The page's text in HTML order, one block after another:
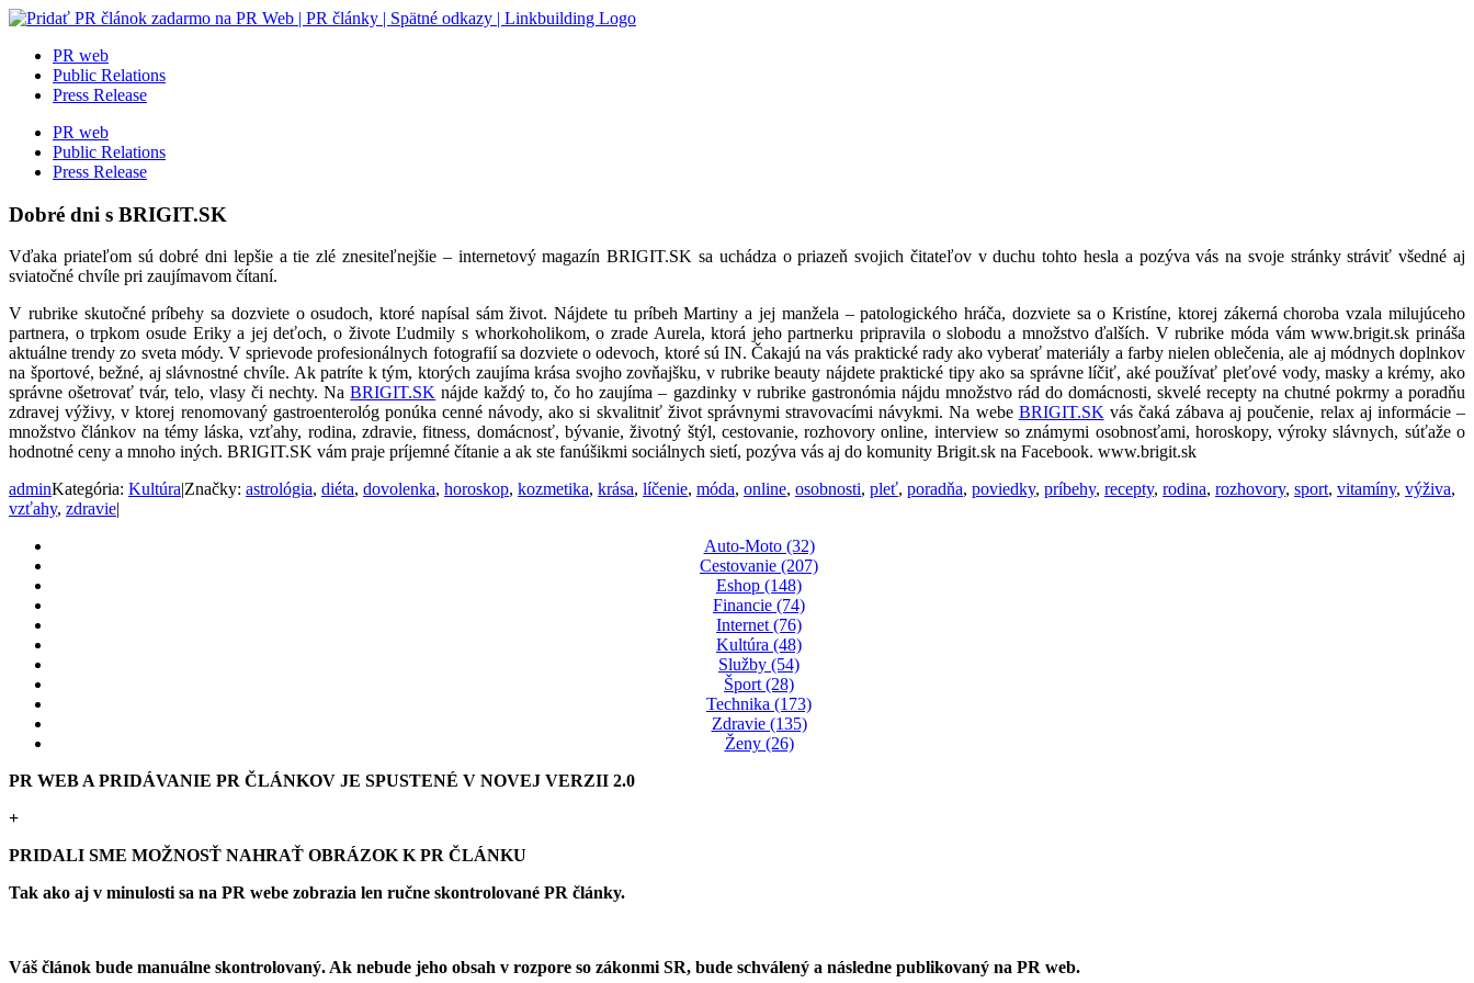
Skip
contentPR web
Public Relations
Press Release
PR web
Public Relations
Press Release
Dobré dni s BRIGIT.SK
Vďaka priateľom sú dobré dni lepšie a tie zlé znesiteľnejšie – internetový magazín BRIGIT.SK sa uchádza o priazeň svojich čitateľov v duchu tohto hesla a pozýva vás na svoje stránky stráviť všedné aj
sviatočné chvíle pri zaujímavom čítaní.
V rubrike skutočné príbehy sa dozviete o osudoch, ktoré napísal sám život. Nájdete tu príbeh Martiny a jej manžela – patologického hráča, dozviete sa o Kristíne, ktorej zákerná choroba vzala milujúceho
partnera, o trpkom osude Eriky a jej deťoch, o živote Ľudmily s whorkoholikom, o zrade Aurela, ktorá jeho partnerku pripravila o slobodu a množstvo ďalších. V rubrike móda vám www.brigit.sk prináša
aktuálne trendy zo sveta módy. V sprievode profesionálnych fotografií sa dozviete o odevoch, ktoré sú IN. Čakajú na vás praktické rady ako vyberať materiály a farby nielen oblečenia, ale aj módnych doplnkov
na športové, bežné, aj slávnostné chvíle. Ak patríte k tým, ktorých zaujíma krása svojho zovňajšku, v rubrike beauty nájdete praktické tipy ako sa správne líčiť, aké používať pleťové vody, masky a krémy, ako
správne ošetrovať tvár, telo, vlasy či nechty. NaBRIGIT.SK nájde každý to, čo ho zaujíma – gazdinky v rubrike gastronómia nájdu množstvo rád do domácnosti, skvelé recepty na chutné pokrmy a poradňu
zdravej výživy, v ktorej renomovaný gastroenterológ ponúka cenné návody, ako si skvalitniť život správnymi stravovacími návykmi. Na webe BRIGIT.SKvás čaká zábava aj poučenie, relax aj informácie –
množstvo článkov na témy láska, vzťahy, rodina, zdravie, fitness, domácnosť, bývanie, životný štýl, cestovanie, rozhovory online, interview so známymi osobnosťami, horoskopy, výroky slávnych, súťaže o
hodnotné ceny a mnoho iných. BRIGIT.SK vám praje príjemné čítanie a ak ste fanúšikmi sociálnych sietí, pozýva vás aj do komunity Brigit.sk na Facebook. www.brigit.sk
adminKategória: Kultúra|Značky: astrológia, diéta, dovolenka, horoskop, kozmetika, krása, líčenie, móda, online, osobnosti, pleť, poradňa, poviedky, príbehy, recepty, rodina, rozhovory, sport, vitamíny, výživa,
vzťahy, zdravie|
Auto-Moto (32)
Cestovanie (207)
Eshop (148)
Financie (74)
Internet (76)
Kultúra (48)
Služby (54)
Šport (28)
Technika (173)
Zdravie (135)
Ženy (26)
PR WEB A PRIDÁVANIE PR ČLÁNKOV JE SPUSTENÉ V NOVEJ VERZII 2.0
+
PRIDALI SME MOŽNOSŤ NAHRAŤ OBRÁZOK K PR ČLÁNKU
Tak ako aj v minulosti sa na PR webe zobrazia len ručne skontrolované PR články.
Váš článok bude manuálne skontrolovaný. Ak nebude jeho obsah v rozpore so zákonmi SR, bude schválený a následne publikovaný na PR web.